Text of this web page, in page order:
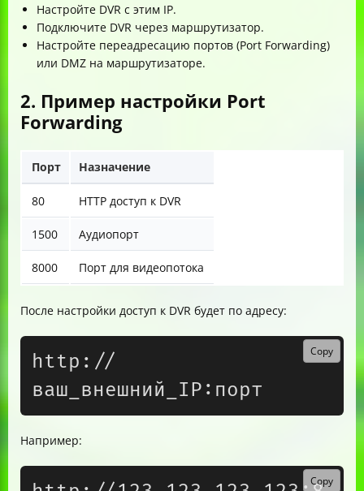
Настройте DVR с этим IP.
Подключите DVR через маршрутизатор.
Настройте переадресацию портов (Port Forwarding)
или DMZ на маршрутизаторе.
2. Пример настройки Port
Forwarding
Порт Назначение
80 HTTP доступ к DVR
1500 Аудиопорт
8000 Порт для видеопотока
После настройки доступ к DVR будет по адресу:
http://
Copy
Например:
Copy